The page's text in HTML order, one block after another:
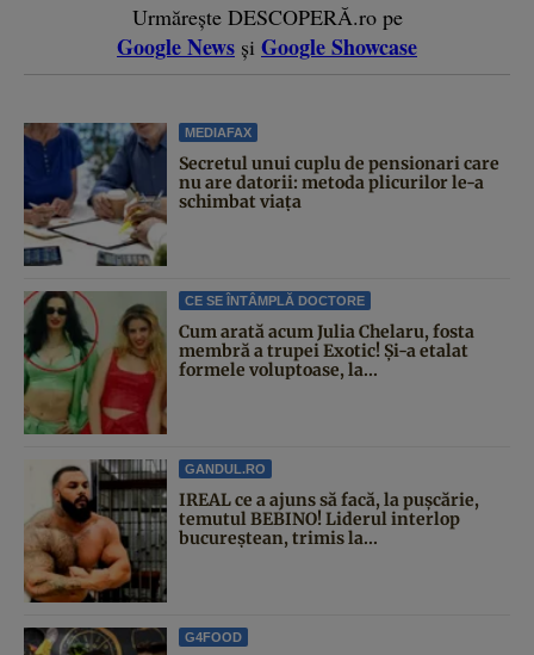
Urmărește DESCOPERĂ.ro pe
Google News și Google Showcase
MEDIAFAX
Secretul unui cuplu de pensionari care
nu are datorii: metoda plicurilor le-a
schimbat viața
CE SE ÎNTÂMPLĂ DOCTORE
Cum arată acum Julia Chelaru, fosta
membră a trupei Exotic! Și-a etalat
formele voluptoase, la...
GANDUL.RO
IREAL ce a ajuns să facă, la pușcărie,
temutul BEBINO! Liderul interlop
bucureștean, trimis la...
G4FOOD